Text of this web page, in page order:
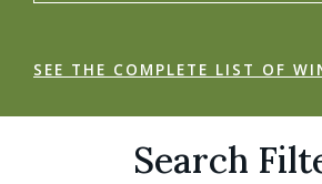
SEE THE COMPLETE LIST OF
Search